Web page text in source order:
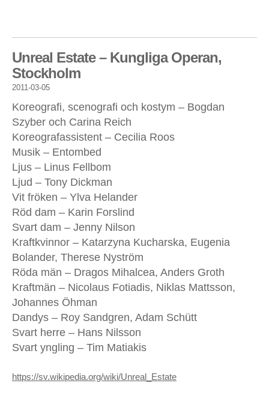
Unreal Estate – Kungliga Operan,
Stockholm
2011-03-05
Koreografi, scenografi och kostym – Bogdan
Szyber och Carina Reich
Koreografassistent – Cecilia Roos
Musik – Entombed
Ljus – Linus Fellbom
Ljud – Tony Dickman
Vit fröken – Ylva Helander
Röd dam – Karin Forslind
Svart dam – Jenny Nilson
Kraftkvinnor – Katarzyna Kucharska, Eugenia
Bolander, Therese Nyström
Röda män – Dragos Mihalcea, Anders Groth
Kraftmän – Nicolaus Fotiadis, Niklas Mattsson,
Johannes Öhman
Dandys – Roy Sandgren, Adam Schütt
Svart herre – Hans Nilsson
Svart yngling – Tim Matiakis
https://sv.wikipedia.org/wiki/Unreal_Estate